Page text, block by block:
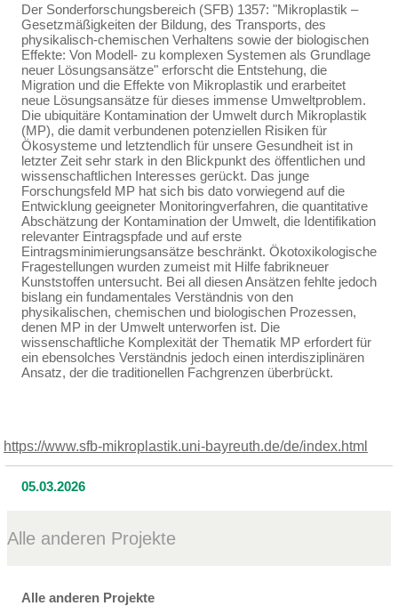
Der Sonderforschungsbereich (SFB) 1357: "Mikroplastik –
Gesetzmäßigkeiten der Bildung, des Transports, des
physikalisch-chemischen Verhaltens sowie der biologischen
Effekte: Von Modell- zu komplexen Systemen als Grundlage
neuer Lösungsansätze" erforscht die Entstehung, die
Migration und die Effekte von Mikroplastik und erarbeitet
neue Lösungsansätze für dieses immense Umweltproblem.
Die ubiquitäre Kontamination der Umwelt durch Mikroplastik
(MP), die damit verbundenen potenziellen Risiken für
Ökosysteme und letztendlich für unsere Gesundheit ist in
letzter Zeit sehr stark in den Blickpunkt des öffentlichen und
wissenschaftlichen Interesses gerückt. Das junge
Forschungsfeld MP hat sich bis dato vorwiegend auf die
Entwicklung geeigneter Monitoringverfahren, die quantitative
Abschätzung der Kontamination der Umwelt, die Identifikation
relevanter Eintragspfade und auf erste
Eintragsminimierungsansätze beschränkt. Ökotoxikologische
Fragestellungen wurden zumeist mit Hilfe fabrikneuer
Kunststoffen untersucht. Bei all diesen Ansätzen fehlte jedoch
bislang ein fundamentales Verständnis von den
physikalischen, chemischen und biologischen Prozessen,
denen MP in der Umwelt unterworfen ist. Die
wissenschaftliche Komplexität der Thematik MP erfordert für
ein ebensolches Verständnis jedoch einen interdisziplinären
Ansatz, der die traditionellen Fachgrenzen überbrückt.
https://www.sfb-mikroplastik.uni-bayreuth.de/de/index.html
05.03.2026
Alle anderen Projekte
Alle anderen Projekte